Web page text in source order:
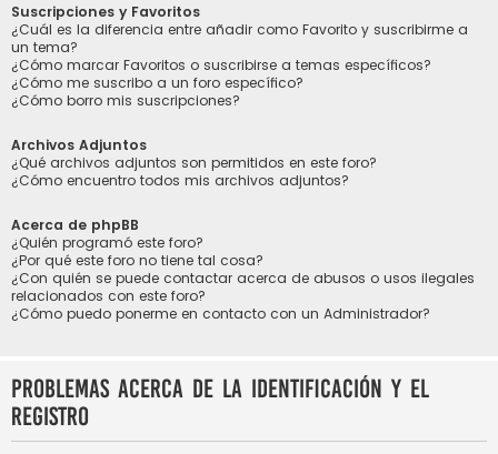
Suscripciones y Favoritos
¿Cuál es la diferencia entre añadir como Favorito y suscribirme a
un tema?
¿Cómo marcar Favoritos o suscribirse a temas específicos?
¿Cómo me suscribo a un foro específico?
¿Cómo borro mis suscripciones?
Archivos Adjuntos
¿Qué archivos adjuntos son permitidos en este foro?
¿Cómo encuentro todos mis archivos adjuntos?
Acerca de phpBB
¿Quién programó este foro?
¿Por qué este foro no tiene tal cosa?
¿Con quién se puede contactar acerca de abusos o usos ilegales
relacionados con este foro?
¿Cómo puedo ponerme en contacto con un Administrador?
Problemas acerca de la identificación y el
registro